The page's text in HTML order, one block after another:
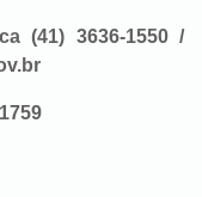
(41) 3636-1550 /